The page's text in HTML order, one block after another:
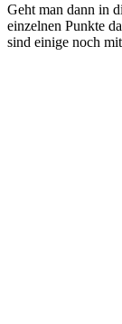
Geht man dann in
einzelnen Punkte
sind einige noch